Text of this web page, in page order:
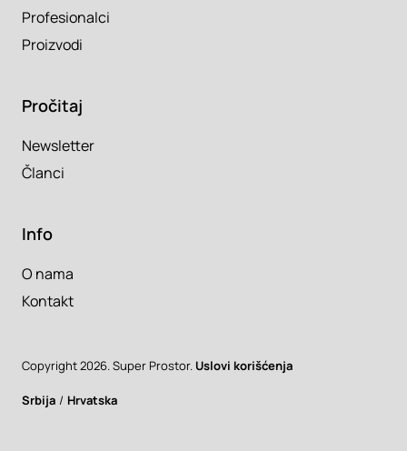
Profesionalci
Proizvodi
Pročitaj
Newsletter
Članci
Info
O nama
Kontakt
Copyright 2026. Super Prostor. Uslovi korišćenja
Srbija / Hrvatska